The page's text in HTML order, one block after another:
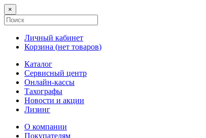
×
Личный кабинет
Корзина (нет товаров)
Каталог
Сервисный центр
Онлайн-кассы
Тахографы
Новости и акции
Лизинг
О компании
Покупателям